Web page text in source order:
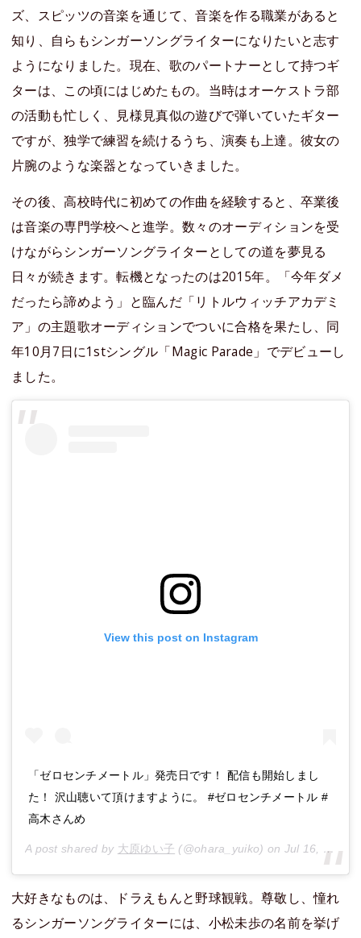
ズ、スピッツの音楽を通じて、音楽を作る職業があると
知り、自らもシンガーソングライターになりたいと志す
ようになりました。現在、歌のパートナーとして持つギ
ターは、この頃にはじめたもの。当時はオーケストラ部
の活動も忙しく、見様見真似の遊びで弾いていたギター
ですが、独学で練習を続けるうち、演奏も上達。彼女の
片腕のような楽器となっていきました。
その後、高校時代に初めての作曲を経験すると、卒業後
は音楽の専門学校へと進学。数々のオーディションを受
けながらシンガーソングライターとしての道を夢見る
日々が続きます。転機となったのは2015年。「今年ダメ
だったら諦めよう」と臨んだ「リトルウィッチアカデミ
ア」の主題歌オーディションでついに合格を果たし、同
年10月7日に1stシングル「Magic Parade」でデビューし
ました。
View this post on Instagram
「ゼロセンチメートル」発売日です！ 配信も開始しまし
た！ 沢山聴いて頂けますように。 #ゼロセンチメートル #
高木さんめ
A post shared by 大原ゆい子 (@ohara_yuiko) on Jul 16, 2019 at 8:03am PDT
大好きなものは、ドラえもんと野球観戦。尊敬し、憧れ
るシンガーソングライターには、小松未歩の名前を挙げ